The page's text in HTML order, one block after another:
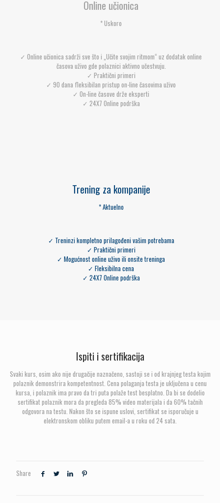
Online učionica
* Uskoro
✓ Online učionica sadrži sve što i „Učite svojim ritmom“ uz dodatak online
časova uživo gde polaznici aktivno učestvuju.
✓ Praktični primeri
✓ 90 dana fleksibilan pristup on-line časovima uživo
✓ On-line časove drže eksperti
✓ 24X7 Online podrška
Trening za kompanije
* Aktuelno
✓ Treninzi kompletno prilagođeni vašim potrebama
✓ Praktični primeri
✓ Mogućnost online uživo ili onsite treninga
✓ Fleksibilna cena
✓ 24X7 Online podrška
Ispiti i sertifikacija
Svaki kurs, osim ako nije drugačije naznačeno, sastoji se i od krajnjeg testa kojim
polaznik demonstrira kompetentnost. Cena polaganja testa je uključena u cenu
kursa, i polaznik ima pravo da tri puta polaže test besplatno. Da bi se dodelio
sertifikat polaznik mora da pregleda 85% video materijala i da 60% tačnih
odgovora na testu. Nakon što se ispune uslovi, sertifikat se isporučuje u
elektronskom obliku putem email-a u roku od 24 sata.
Share